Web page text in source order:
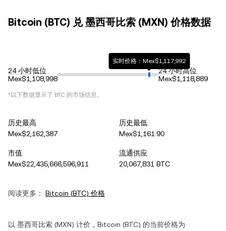
Bitcoin (BTC) 兑 墨西哥比索 (MXN) 价格数据
24 小时低位
Mex$1,108,998
实时价格：Mex$1,117,992
24 小时高位
Mex$1,118,889
*以下数据显示了 BTC 的市场信息。
历史最高
Mex$2,162,387
历史最低
Mex$1,161.90
市值
Mex$22,435,666,596,911
流通供应
20,067,831 BTC
阅读更多： Bitcoin (BTC) 价格
以 墨西哥比索 (MXN) 计价， Bitcoin (BTC) 的当前价格为